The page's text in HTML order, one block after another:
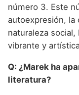
número 3. Este
autoexpresión, la
naturaleza
vibrante y
Q: ¿Marek ha
literatura?